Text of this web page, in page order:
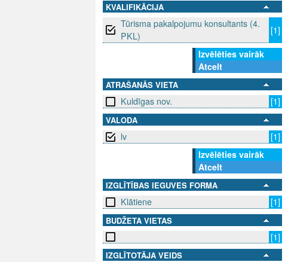
KVALIFIKĀCIJA
Tūrisma pakalpojumu konsultants (4.
PKL)
[1]
Izvēlēties vairāk
Atcelt
ATRAŠANĀS VIETA
Kuldīgas nov. [1]
VALODA
lv
[1]
Izvēlēties vairāk
Atcelt
IZGLĪTĪBAS IEGUVES FORMA
Klātiene [1]
BUDŽETA VIETAS
[1]
IZGLĪTOTĀJA VEIDS